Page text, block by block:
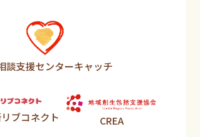
談支援センターキャッチ
ブコネクト CREA